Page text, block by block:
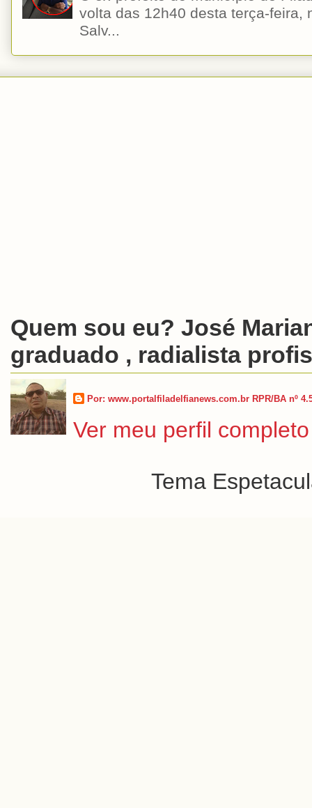
volta das 12h40 desta terça-feira,
Salv...
Quem sou eu? José
graduado , radialista
Por: www.portalfiladelfianews.com.br RPR/BA nº
Ver meu perfil completo
Tema